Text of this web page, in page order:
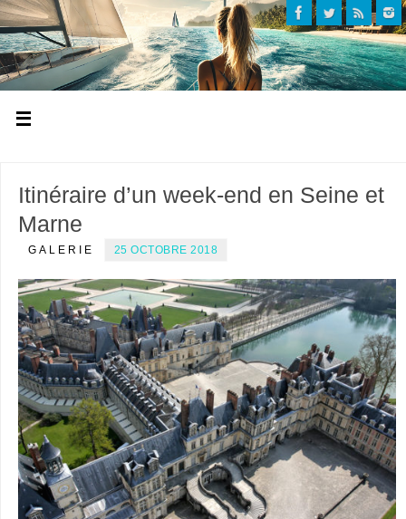
Itinéraire d’un week-end en Seine et
Marne
GALERIE 25 OCTOBRE 2018